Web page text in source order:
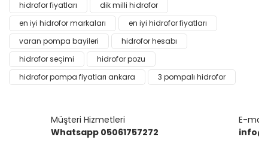
Bu ürüne ilk yorumu siz yapın!
Yorum Yaz
kullanarak tarafımıza iletebilirsiniz.
Görüş ve önerileriniz için teşekkür ederiz.
Ürün resmi kalitesiz, bozuk veya görüntülenemiyor.
Ürün açıklamasında eksik bilgiler bulunuyor.
Ürün bilgilerinde hatalar bulunuyor.
Bu ürüne benzer farklı alternatifler olmalı.
hidrofor fiyatları
dik milli hidrofor
en iyi hidrofor markaları
en iyi hidrofor fiyatları
varan pompa bayileri
hidrofor hesabı
hidrofor seçimi
hidrofor pozu
hidrofor pompa fiyatları ankara
3 pompalı hidrofor
Müşteri Hizmetleri
Whatsapp 05061757272
E-mail